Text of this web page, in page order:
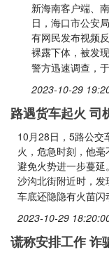
新海南客户端、
日，海口市公安
有网民发布视频
裸露下体，被发
警方迅速调查，
2023-10-29
路遇货车起火 司
10月28日，5路公交
火，危急时刻，他毫
避免火势进一步蔓
沙沟北街附近时，发
车底还隐隐有火苗
2023-10-29
谎称安排工作 诈